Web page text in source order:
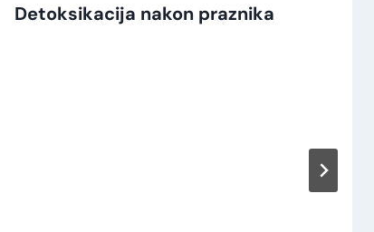
Detoksikacija nakon praznika